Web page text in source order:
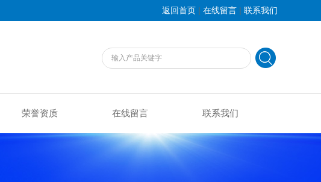
返回首页 | 在线留言 | 联系我们
荣誉资质 在线留言 联系我们